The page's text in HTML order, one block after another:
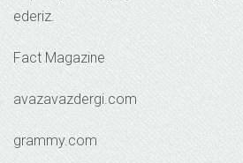
ederiz.
Fact Magazine
avazavazdergi.com
grammy.com